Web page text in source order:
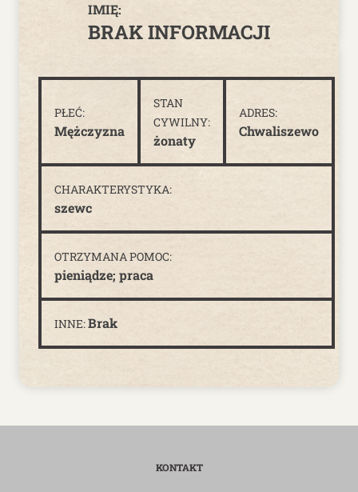
IMIĘ:
BRAK INFORMACJI
PŁEĆ:
Mężczyzna
STAN
CYWILNY:
żonaty
ADRES:
Chwaliszewo
CHARAKTERYSTYKA:
szewc
OTRZYMANA POMOC:
pieniądze; praca
INNE:Brak
KONTAKT